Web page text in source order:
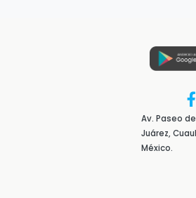
Av. Paseo
Juárez,
México.